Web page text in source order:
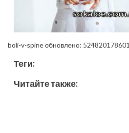
boli-v-spineобновлено: 524820178601
Теги:
Читайте также: